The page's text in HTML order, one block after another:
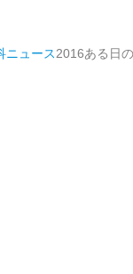
ニュース2016ある日